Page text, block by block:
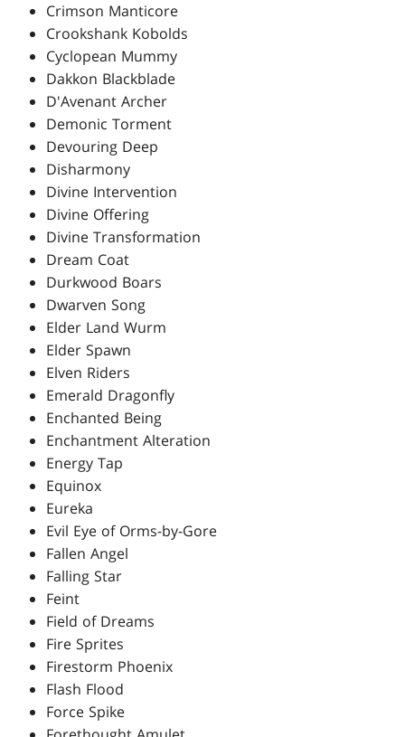
Crimson Manticore
Crookshank Kobolds
Cyclopean Mummy
Dakkon Blackblade
D'Avenant Archer
Demonic Torment
Devouring Deep
Disharmony
Divine Intervention
Divine Offering
Divine Transformation
Dream Coat
Durkwood Boars
Dwarven Song
Elder Land Wurm
Elder Spawn
Elven Riders
Emerald Dragonfly
Enchanted Being
Enchantment Alteration
Energy Tap
Equinox
Eureka
Evil Eye of Orms-by-Gore
Fallen Angel
Falling Star
Feint
Field of Dreams
Fire Sprites
Firestorm Phoenix
Flash Flood
Force Spike